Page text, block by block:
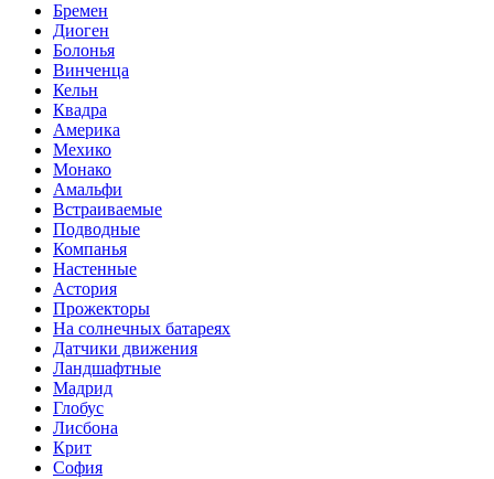
Бремен
Диоген
Болонья
Винченца
Кельн
Квадра
Америка
Мехико
Монако
Амальфи
Встраиваемые
Подводные
Компанья
Настенные
Астория
Прожекторы
На солнечных батареях
Датчики движения
Ландшафтные
Мадрид
Глобус
Лисбона
Крит
София